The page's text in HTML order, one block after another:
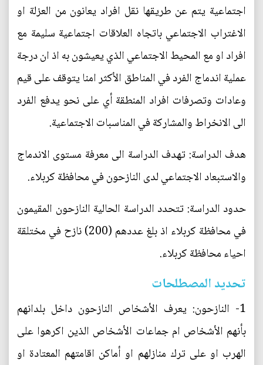
اجتماعية يتم عن طريقها نقل افراد يعانون من العزلة او
الاغتراب الاجتماعي باتجاه العلاقات اجتماعية سليمة مع
افراد او مع المحيط الاجتماعي الذي يعيشون به اذ ان درجة
عملية اندماج الفرد في المناطق الأكثر امنا يتوقف على قيم
وعادات وتصرفات افراد المنطقة أي على نحو يدفع الفرد
الى الانخراط والمشاركة في المناسبات الاجتماعية.
هدف الدراسة: تهدف الدراسة الى معرفة مستوى الاندماج
والاستبعاد الاجتماعي لدى النازحون في محافظة كربلاء.
حدود الدراسة: تتحدد الدراسة الحالية النازحون المقيمون
في محافظة كربلاء اذ بلغ عددهم (200) نازح في مختلقة
احياء محافظة كربلاء.
تحديد المصطلحات
1- النازحون: يعرف الأشخاص النازحون داخل بلدانهم
بأنهم الأشخاص ام جماعات الأشخاص الذين اكرهوا على
الهرب او على ترك منازلهم او أماكن اقامتهم المعتادة او